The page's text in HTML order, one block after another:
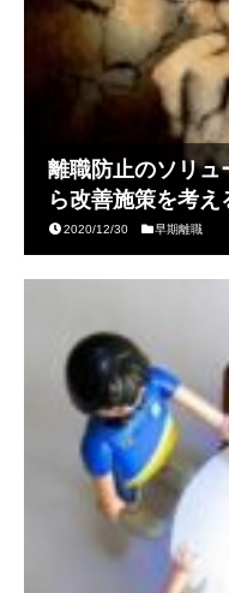
離職防止のソリュ
ら改善施策を考え
2020/12/30 早期離職